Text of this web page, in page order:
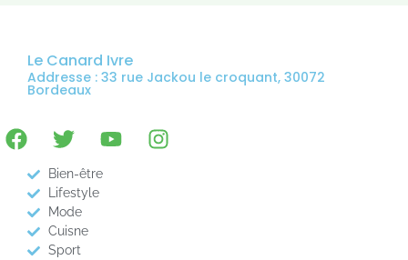
Le Canard Ivre
Addresse : 33 rue Jackou le croquant, 30072
Bordeaux
Bien-être
Lifestyle
Mode
Cuisne
Sport